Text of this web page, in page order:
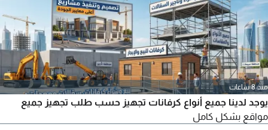
منذ 8 ساعات
يوجد لدينا جميع أنواع كرفانات تجهيز حسب طلب تجهيز جميع
مواقع بشكل كامل